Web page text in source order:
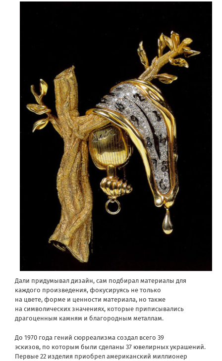
Дали придумывал дизайн, сам подбирал материалы для
каждого произведения, фокусируясь не только
на цвете, форме и ценности материала, но также
на символических значениях, которые приписывались
драгоценным камням и благородным металлам.
До 1970 года гений сюрреализма создал всего 39
эскизов, по которым были сделаны 37 ювелирных украшений.
Первые 22 изделия приобрел американский миллионер